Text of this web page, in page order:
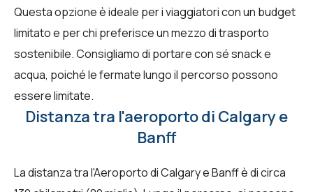
Questa opzione è ideale per i viaggiatori con un budget
limitato e per chi preferisce un mezzo di trasporto
sostenibile. Consigliamo di portare con sé snack e
acqua, poiché le fermate lungo il percorso possono
essere limitate.
Distanza tra l'aeroporto di Calgary e
Banff
La distanza tra l'Aeroporto di Calgary e Banff è di circa